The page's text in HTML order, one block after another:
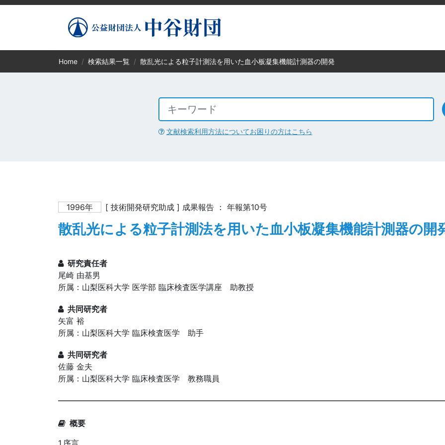
Home 検索結果一覧 散乱光による粒子計測法を用いた血小板凝集機能計測器の開発
文献検索利用方法についてお困りの方はこちら
1996年 [ 技術開発研究助成 ] 成果報告 ： 年報第10号
散乱光による粒子計測法を用いた血小板凝集機能計測器の開
研究責任者
尾崎 由基男
所属：山梨医科大学 医学部 臨床検査医学講座 助教授
共同研究者
矢富 裕
所属：山梨医科大学 臨床検査医学 助手
共同研究者
佐藤 金夫
所属：山梨医科大学 臨床検査医学 教務職員
概要
1.序言